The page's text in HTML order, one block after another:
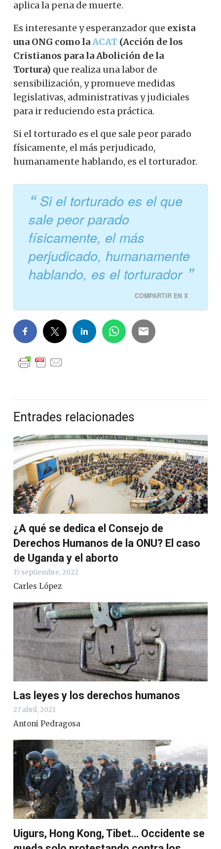
aplica la pena de muerte.
Es interesante y esperanzador que exista
una ONG como laACAT (Acción de los
Cristianos para la Abolición de la
Tortura) que realiza una labor de
sensibilización, y promueve medidas
legislativas, administrativas y judiciales
para ir reduciendo esta práctica.
Si el torturado es el que sale peor parado
físicamente, el más perjudicado,
humanamente hablando, es el torturador.
Si el torturado es el que
sale peor parado
físicamente, el más
perjudicado, humanamente
hablando, es el torturador
COMPARTIR EN X
Entrades relacionades
¿A qué se dedica el Consejo de
Derechos Humanos de la ONU? El caso
de Uganda y el aborto
15 septiembre, 2022
Carles López
Las leyes y los derechos humanos
27 abril, 2021
Antoni Pedragosa
Uigurs, Hong Kong, Tibet… Occidente se